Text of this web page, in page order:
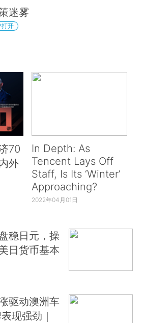
迷雾
打开
70
外
In Depth: As
Tencent Lays Off
Staff, Is Its ‘Winter’
Approaching?
2022年04月01日
稳日元，操
日货币基本
驱动澳洲车
现强劲｜